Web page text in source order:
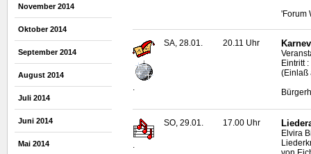
November 2014
Oktober 2014
September 2014
August 2014
Juli 2014
Juni 2014
Mai 2014
'Forum
SA, 28.01. 20.11 Uhr
Eintritt
(Einlaß
.
SO, 29.01. 17.00 Uhr
Elvira